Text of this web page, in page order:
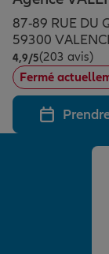
Assurance
Prévoyance
Assurance
Protection
Protection
Épargne &
Plan
Assurance
Placements
Vos projets
Partir en
Conseil
87-89 RUE DU
59300
4,9/5Note de 4.9 sur 5
(203 avis)
Fermé